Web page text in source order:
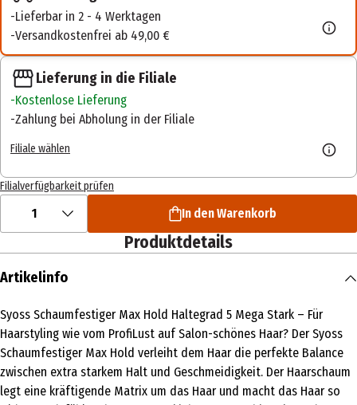
Lieferbar in 2 - 4 Werktagen
Versandkostenfrei ab 49,00 €
Lieferung in die Filiale
Kostenlose Lieferung
Zahlung bei Abholung in der Filiale
Filiale wählen
Filialverfügbarkeit prüfen
1 In den Warenkorb
Produktdetails
Artikelinfo
Syoss Schaumfestiger Max Hold Haltegrad 5 Mega Stark – Für
Haarstyling wie vom ProfiLust auf Salon-schönes Haar? Der Syoss
Schaumfestiger Max Hold verleiht dem Haar die perfekte Balance
zwischen extra starkem Halt und Geschmeidigkeit. Der Haarschaum
legt eine kräftigende Matrix um das Haar und macht das Haar so